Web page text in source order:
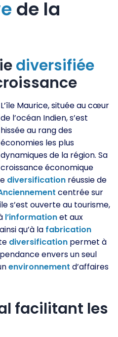
de la
diversifiée
L’île Maurice, située au cœur
de l’océan Indien, s’est
hissée au rang des
économies les plus
dynamiques de la région. Sa
croissance économique
diversification réussie de
centrée sur
s’est ouverte au tourisme,
l’informationet aux
ainsi qu’à la fabrication
diversification permet à
envers un seul
environnement d’affaires
facilitant les